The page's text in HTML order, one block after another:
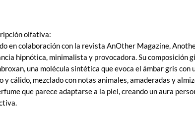
olfativa:
en colaboración con la revista AnOther Magazine,
hipnótica, minimalista y provocadora. Su composición
una molécula sintética que evoca el ámbar gris con
y cálido, mezclado con notas animales, amaderadas y
que parece adaptarse a la piel, creando un aura